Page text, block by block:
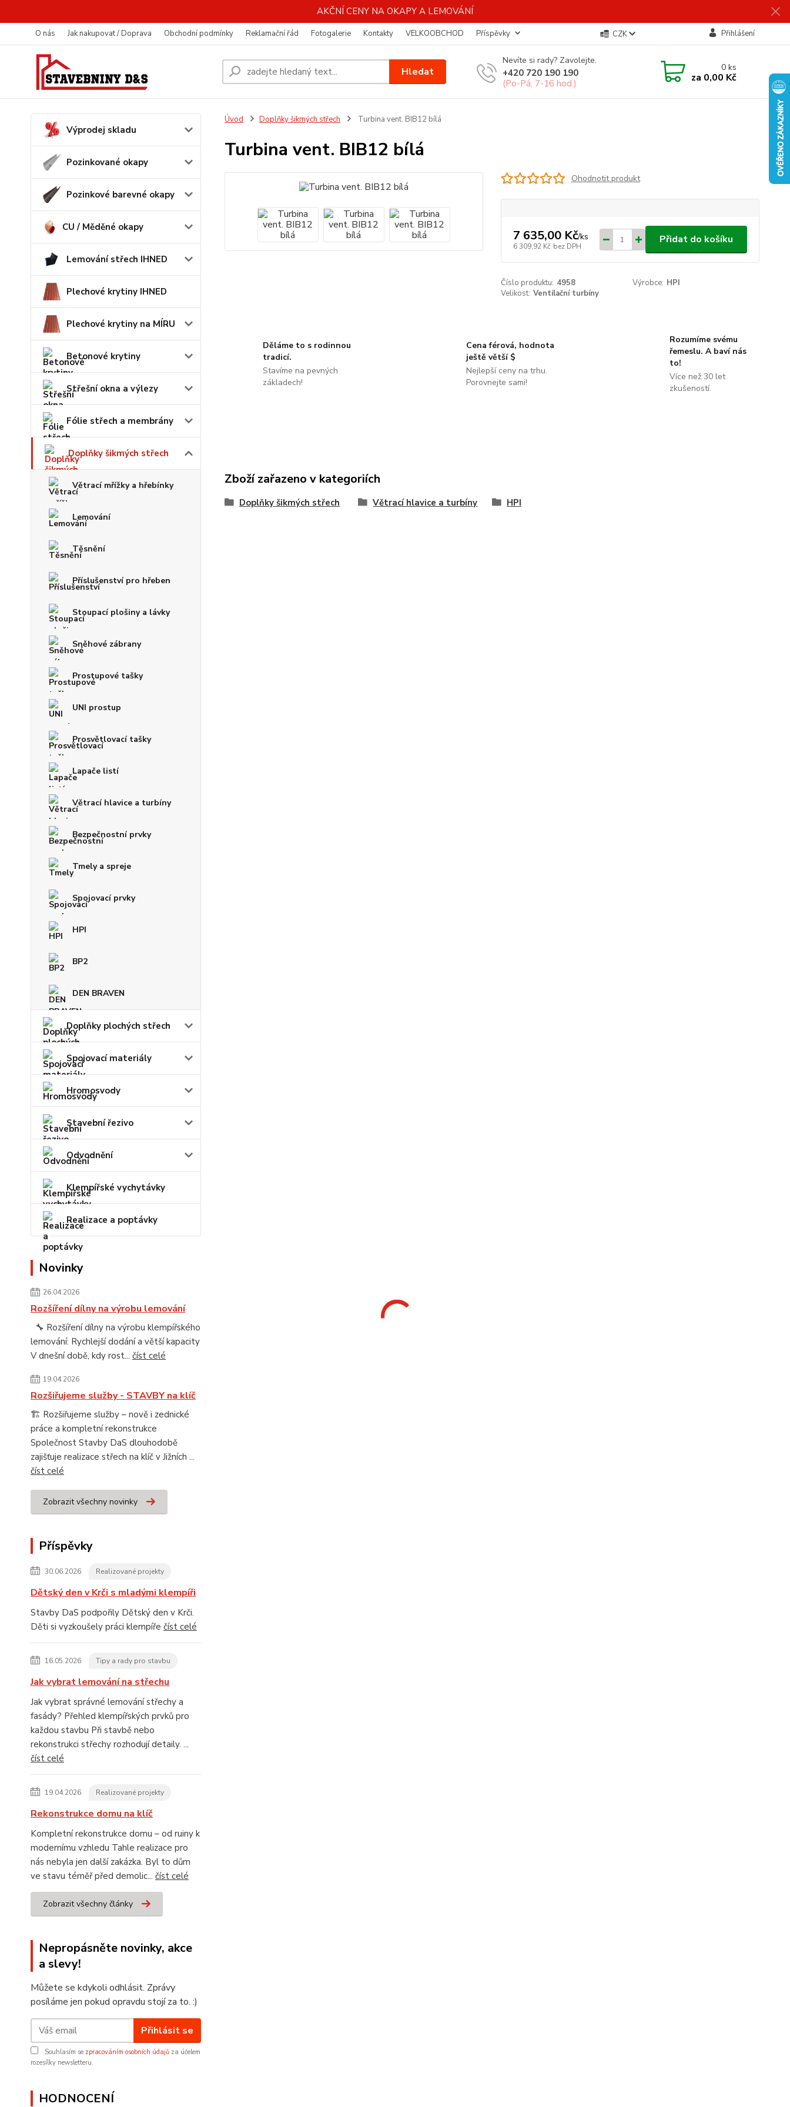
AKČNÍ CENY NA OKAPY A LEMOVÁNÍ
O nás Jak nakupovat / Doprava Obchodní podmínky Reklamační řád Fotogalerie Kontakty VELKOOBCHOD Příspěvky CZK Přihlášení
Hledat
Nevíte si rady? Zavolejte.
+420 720 190 190
(Po-Pá, 7-16 hod.)
0ks
za 0,00 Kč
Výprodej skladu
Pozinkované okapy
Pozinkové barevné okapy
CU / Měděné okapy
Lemování střech IHNED
Plechové krytiny IHNED
Plechové krytiny na MÍRU
Betonové krytiny
Střešní okna a výlezy
Fólie střech a membrány
Doplňky šikmých střech
Větrací mřížky a hřebínky
Lemování
Těsnění
Příslušenství pro hřeben
Stoupací plošiny a lávky
Sněhové zábrany
Prostupové tašky
UNI prostup
Prosvětlovací tašky
Lapače listí
Větrací hlavice a turbíny
Bezpečnostní prvky
Tmely a spreje
Spojovací prvky
HPI
BP2
DEN BRAVEN
Doplňky plochých střech
Spojovací materiály
Hromosvody
Stavební řezivo
Odvodnění
Klempířské vychytávky
Realizace a poptávky
Novinky
26.04.2026
Rozšíření dílny na výrobu lemování
🔧 Rozšíření dílny na výrobu klempířského
lemování: Rychlejší dodání a větší kapacity
V dnešní době, kdy rost... číst celé
19.04.2026
Rozšiřujeme služby - STAVBY na klíč
🏗️ Rozšiřujeme služby – nově i zednické
práce a kompletní rekonstrukce
Společnost Stavby DaS dlouhodobě
zajišťuje realizace střech na klíč v Jižních ...
číst celé
Zobrazit všechny novinky
Příspěvky
30.06.2026 Realizované projekty
Dětský den v Krči s mladými klempíři
Stavby DaS podpořily Dětský den v Krči.
Děti si vyzkoušely práci klempíře číst celé
16.05.2026 Tipy a rady pro stavbu
Jak vybrat lemování na střechu
Jak vybrat správné lemování střechy a
fasády? Přehled klempířských prvků pro
každou stavbu Při stavbě nebo
rekonstrukci střechy rozhodují detaily. ...
číst celé
19.04.2026 Realizované projekty
Rekonstrukce domu na klíč
Kompletní rekonstrukce domu – od ruiny k
modernímu vzhledu Tahle realizace pro
nás nebyla jen další zakázka. Byl to dům
ve stavu téměř před demolic... číst celé
Zobrazit všechny články
Nepropásněte novinky, akce
a slevy!
Můžete se kdykoli odhlásit. Zprávy
posíláme jen pokud opravdu stojí za to. :)
Přihlásit se
Souhlasím se zpracováním osobních údajů za účelem
rozesílky newsletteru.
HODNOCENÍ
Úvod Doplňky šikmých střech Turbina vent. BIB12 bílá
Turbina vent. BIB12 bílá
Ohodnotit produkt
7 635,00 Kč/ks
6 309,92 Kč bez DPH
Přidat do košíku
Číslo produktu: 4958 Výrobce: HPI
Velikost: Ventilační turbíny
Děláme to s rodinnou
tradicí.
Stavíme na pevných
základech!
Cena férová, hodnota
ještě větší $
Nejlepší ceny na trhu.
Porovnejte sami!
Rozumíme svému
řemeslu. A baví nás
to!
Více než 30 let
zkušeností.
Zboží zařazeno v kategoriích
Doplňky šikmých střech Větrací hlavice a turbíny HPI